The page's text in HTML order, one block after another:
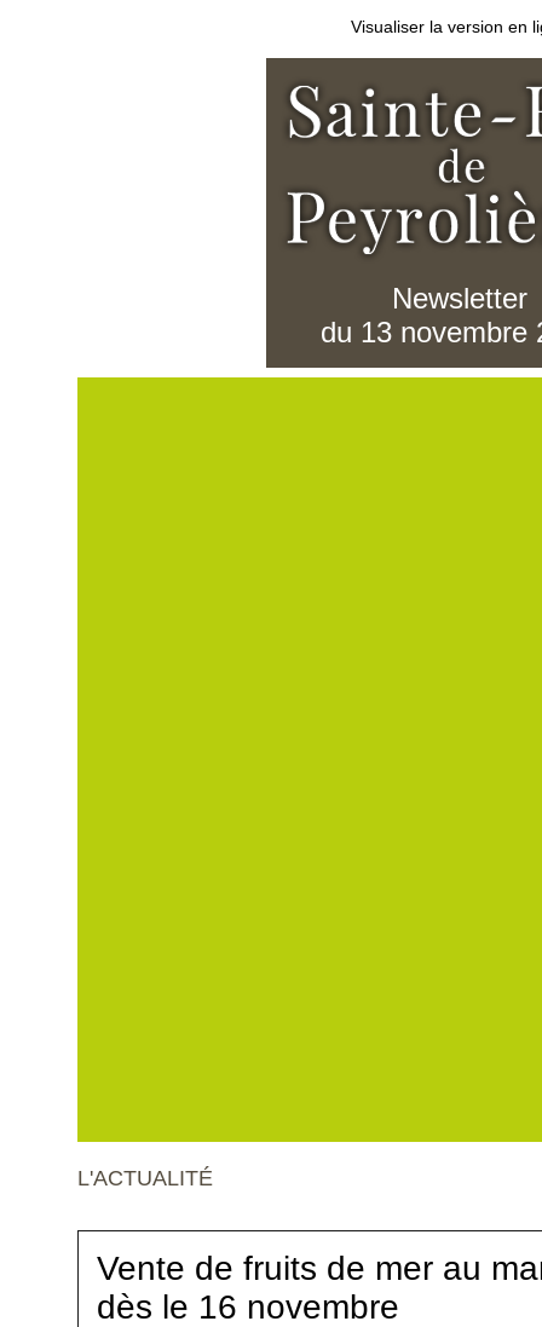
Visualiser la version en
Newsletter
du 13 novembre
L'ACTUALITÉ
Vente de fruits de mer au
dès le 16 novembre